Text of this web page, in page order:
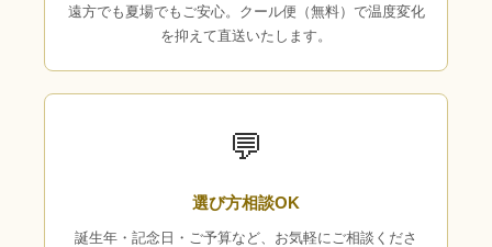
遠方でも夏場でもご安心。クール便（無料）で温度変化
を抑えて直送いたします。
💬
選び方相談OK
誕生年・記念日・ご予算など、お気軽にご相談くださ